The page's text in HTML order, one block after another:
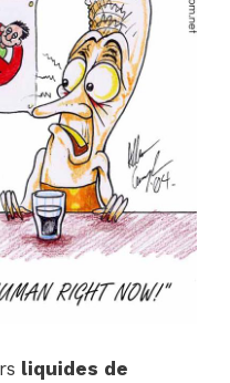
liquides de